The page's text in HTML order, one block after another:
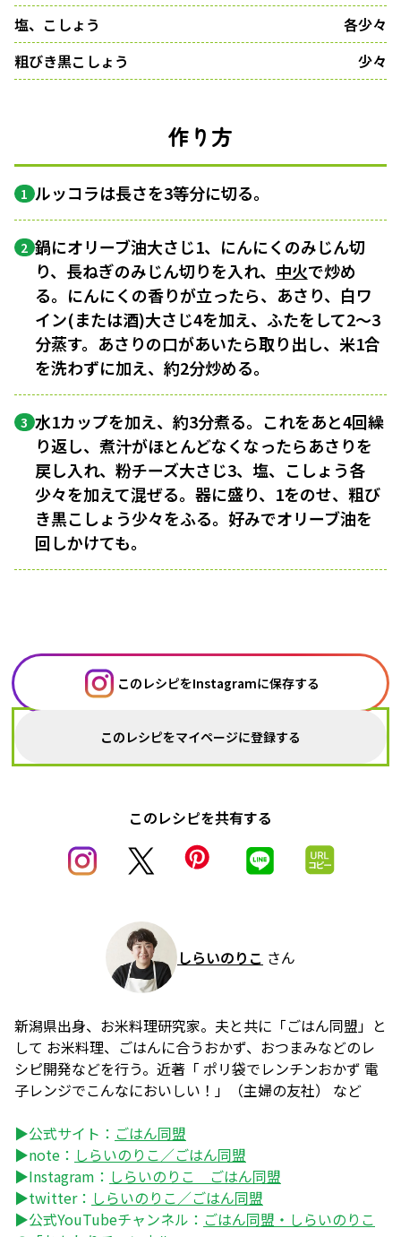
塩、こしょう
各少々
粗びき黒こしょう
少々
作り方
1 ルッコラは長さを3等分に切る。
2 鍋にオリーブ油大さじ1、にんにくのみじん切
り、長ねぎのみじん切りを入れ、 中火で炒め
る。にんにくの香りが立ったら、あさり、白ワ
イン(または酒)大さじ4を加え、ふたをして2〜3
分蒸す。あさりの口があいたら取り出し、米1合
を洗わずに加え、約2分炒める。
3 水1カップを加え、約3分煮る。これをあと4回繰
り返し、煮汁がほとんどなくなったらあさりを
戻し入れ、粉チーズ大さじ3、塩、こしょう各
少々を加えて混ぜる。器に盛り、1をのせ、粗び
き黒こしょう少々をふる。好みでオリーブ油を
回しかけても。
このレシピをInstagramに保存する
このレシピをマイページに登録する
このレシピを共有する
しらいのりこ さん
新潟県出身、お米料理研究家。夫と共に「ごはん同盟」と
して お米料理、ごはんに合うおかず、おつまみなどのレ
シピ開発などを行う。近著「 ポリ袋でレンチンおかず 電
子レンジでこんなにおいしい！」（主婦の友社） など
▶公式サイト： ごはん同盟
▶note： しらいのりこ／ごはん同盟
▶Instagram： しらいのりこ ごはん同盟
▶twitter： しらいのりこ／ごはん同盟
▶公式YouTubeチャンネル： ごはん同盟・しらいのりこ